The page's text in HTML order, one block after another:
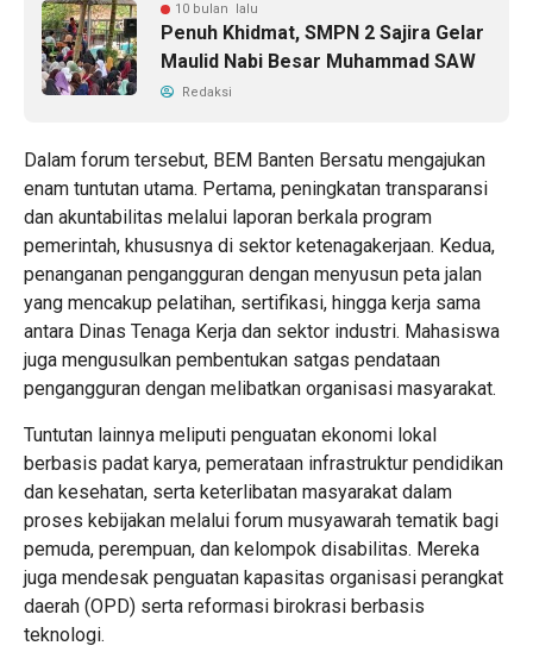
10 bulan lalu
Penuh Khidmat, SMPN 2 Sajira Gelar
Maulid Nabi Besar Muhammad SAW
Redaksi
Dalam forum tersebut, BEM Banten Bersatu mengajukan
enam tuntutan utama. Pertama, peningkatan transparansi
dan akuntabilitas melalui laporan berkala program
pemerintah, khususnya di sektor ketenagakerjaan. Kedua,
penanganan pengangguran dengan menyusun peta jalan
yang mencakup pelatihan, sertifikasi, hingga kerja sama
antara Dinas Tenaga Kerja dan sektor industri. Mahasiswa
juga mengusulkan pembentukan satgas pendataan
pengangguran dengan melibatkan organisasi masyarakat.
Tuntutan lainnya meliputi penguatan ekonomi lokal
berbasis padat karya, pemerataan infrastruktur pendidikan
dan kesehatan, serta keterlibatan masyarakat dalam
proses kebijakan melalui forum musyawarah tematik bagi
pemuda, perempuan, dan kelompok disabilitas. Mereka
juga mendesak penguatan kapasitas organisasi perangkat
daerah (OPD) serta reformasi birokrasi berbasis
teknologi.